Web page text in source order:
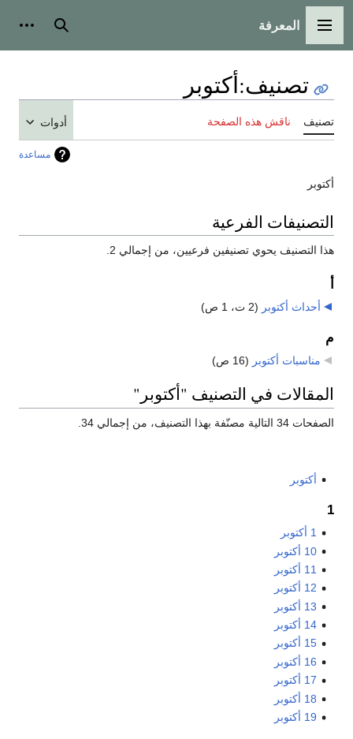
القائمة الرئيسية
المعرفة بحث
تصنيف:أكتوبر
تصنيف ناقش هذه الصفحة أدوات
مساعدة
أكتوبر
التصنيفات الفرعية
هذا التصنيف يحوي تصنيفين فرعيين، من إجمالي 2.
أحداث أكتوبر (2 ت، 1 ص)
م
مناسبات أكتوبر (16 ص)
المقالات في التصنيف "أكتوبر"
الصفحات 34 التالية مصنّفة بهذا التصنيف، من إجمالي 34.
أكتوبر
1
1 أكتوبر
10 أكتوبر
11 أكتوبر
12 أكتوبر
13 أكتوبر
14 أكتوبر
15 أكتوبر
16 أكتوبر
17 أكتوبر
18 أكتوبر
19 أكتوبر